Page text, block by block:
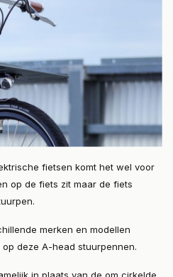
fietsen komt het wel voor
op de fiets zit maar de fiets
merken en modellen
deze A-head stuurpennen.